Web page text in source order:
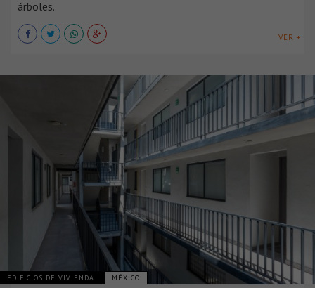
árboles.
VER +
EDIFICIOS DE VIVIENDA MÉXICO